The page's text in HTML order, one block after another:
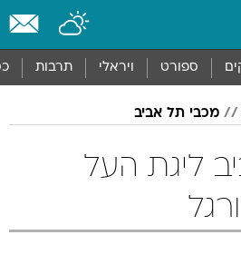
ספורט ויראלי תרבות
מכבי תל אביב
ליגת העל